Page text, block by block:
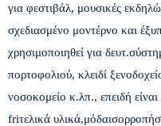
για φεστιβάλ, μουσικές
σχεδιασμένο μοντέρνο και
χρησιμοποιηθεί για δευτ.
πορτοφολιού, κλειδί
νοσοκομείο κ.λπ., επειδή είναι
friτελικά υλικά,μόδα